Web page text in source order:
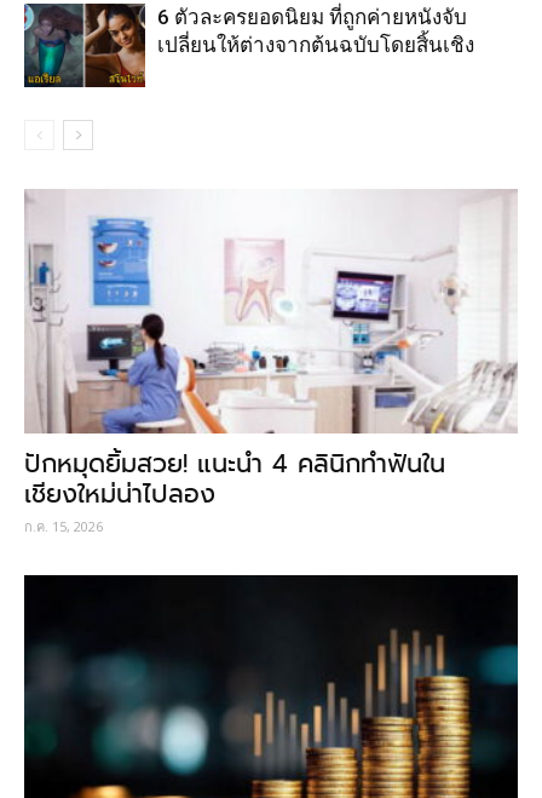
6 ตัวละครยอดนิยม ที่ถูกค่ายหนังจับ
เปลี่ยนให้ต่างจากต้นฉบับโดยสิ้นเชิง
ปักหมุดยิ้มสวย! แนะนำ 4 คลินิกทำฟันใน
เชียงใหม่น่าไปลอง
ก.ค. 15, 2026